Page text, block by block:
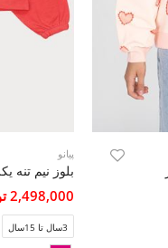
پیانو
2,498,000 تومان
3سال تا 15سال